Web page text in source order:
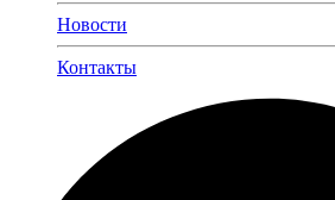
Новости
Контакты